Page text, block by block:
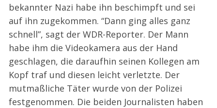
bekannter Nazi habe ihn beschimpft und sei
auf ihn zugekommen. “Dann ging alles ganz
schnell”, sagt der WDR-Reporter. Der Mann
habe ihm die Videokamera aus der Hand
geschlagen, die daraufhin seinen Kollegen am
Kopf traf und diesen leicht verletzte. Der
mutmaßliche Täter wurde von der Polizei
festgenommen. Die beiden Journalisten haben